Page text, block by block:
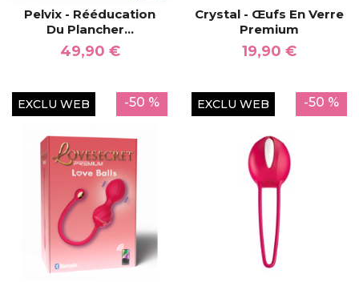
Pelvix - Rééducation
Du Plancher...
49,90 €
Crystal - Œufs En Verre
Premium
19,90 €
EXCLU WEB -50 % EXCLU WEB -50 %